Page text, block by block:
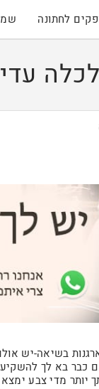
לחתונה
בשיאה-יש
כבר בא לך להשקיע
יותר מדי צבע